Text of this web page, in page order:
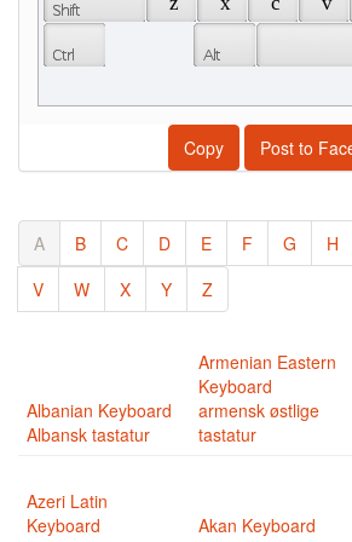
Copy Post to
A B C D E F G H
V
W X Y Z
Albanian Keyboard
Albansk tastatur
Armenian Eastern
Keyboard
armensk østlige
tastatur
Azeri Latin
Keyboard
Akan Keyboard